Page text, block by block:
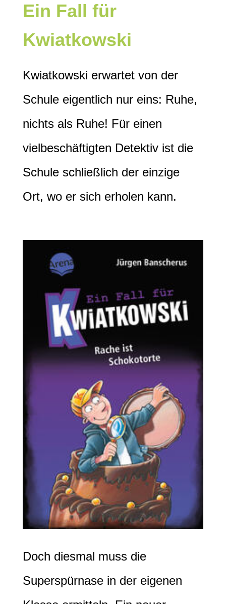
Ein Fall für
Kwiatkowski
Kwiatkowski erwartet von der
Schule eigentlich nur eins: Ruhe,
nichts als Ruhe! Für einen
vielbeschäftigten Detektiv ist die
Schule schließlich der einzige
Ort, wo er sich erholen kann.
Doch diesmal muss die
Superspürnase in der eigenen